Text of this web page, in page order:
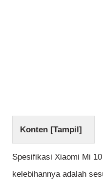
Konten [Tampil]
Spesifikasi Xiaomi Mi
kelebihannya adalah